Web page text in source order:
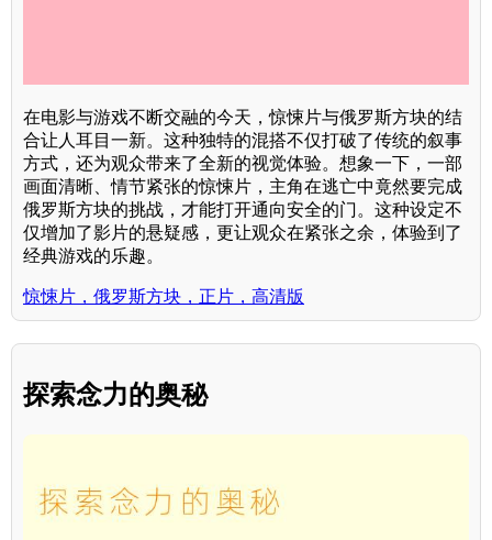
在电影与游戏不断交融的今天，惊悚片与俄罗斯方块的结
合让人耳目一新。这种独特的混搭不仅打破了传统的叙事
方式，还为观众带来了全新的视觉体验。想象一下，一部
画面清晰、情节紧张的惊悚片，主角在逃亡中竟然要完成
俄罗斯方块的挑战，才能打开通向安全的门。这种设定不
仅增加了影片的悬疑感，更让观众在紧张之余，体验到了
经典游戏的乐趣。
惊悚片，俄罗斯方块，正片，高清版
探索念力的奥秘